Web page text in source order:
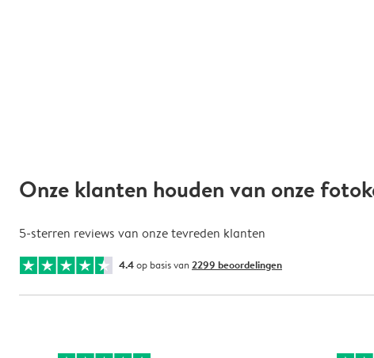
Onze klanten houden van onze
5-sterren reviews van onze tevreden klanten
4.4op basis van 2299 beoordelingen